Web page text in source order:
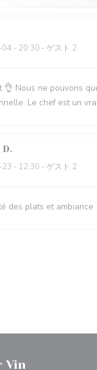
- 20:30 - ゲスト 2
👌 Nous ne pouvons
Le chef est un
D
- 12:30 - ゲスト 2
des plats et ambiance
Vin